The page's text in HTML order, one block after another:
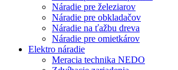
Náradie pre železiarov
Náradie pre obkladačov
Náradie na ťažbu dreva
Náradie pre omietkárov
Elektro náradie
Meracia technika NEDO